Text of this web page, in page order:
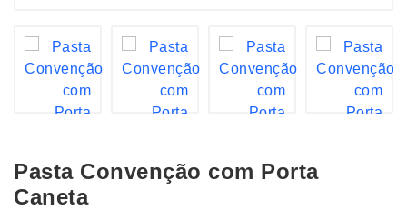
Pasta Convenção com Porta
Caneta